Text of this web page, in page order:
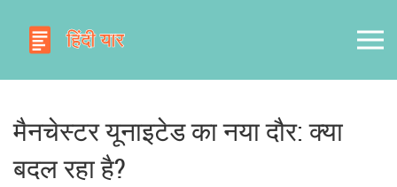
मैनचेस्टर यूनाइटेड का नया दौर: क्या
बदल रहा है?